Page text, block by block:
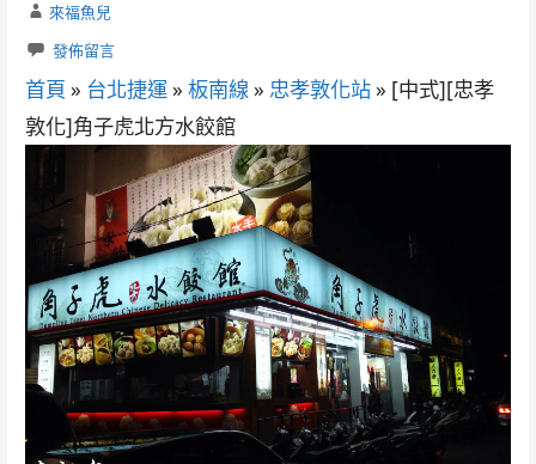
來福魚兒
發佈留言
首頁 » 台北捷運» 板南線 » 忠孝敦化站» [中式][忠孝
敦化]角子虎北方水餃館